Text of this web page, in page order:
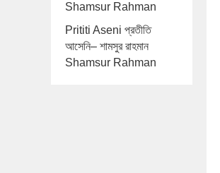
Shamsur Rahman
Prititi Aseni প্রতীতি
আসেনি– শামসুর রাহমান
Shamsur Rahman